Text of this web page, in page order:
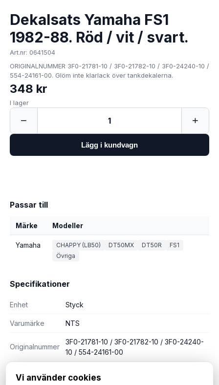
Dekalsats Yamaha FS1
1982-88. Röd / vit / svart.
Art.nr: 0641504
ORIGINALNUMMER 3F0-21781-10 / 3F0-21782-10 / 3F0-24240-10 /
554-24161-00. Glöm inte klarlack över tankdekalerna.
348 kr
I lager
− 1 +
Lägg i kundvagn
Passar till
Märke Modeller
Yamaha CHAPPY (LB50) DT50MX DT50R
FS1
Övriga
Specifikationer
Enhet Styck
Varumärke NTS
Originalnummer
3F0-21781-10 / 3F0-21782-10 / 3F0-24240-
10 / 554-24161-00
Vi använder cookies